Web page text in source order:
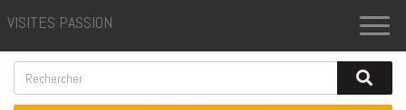
VISITES PASSION